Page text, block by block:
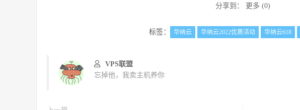
分享到： 更多 (0)
标签： 华纳云 华纳云2022优惠活动 华纳云618
VPS联盟
忘掉他，我卖主机养你